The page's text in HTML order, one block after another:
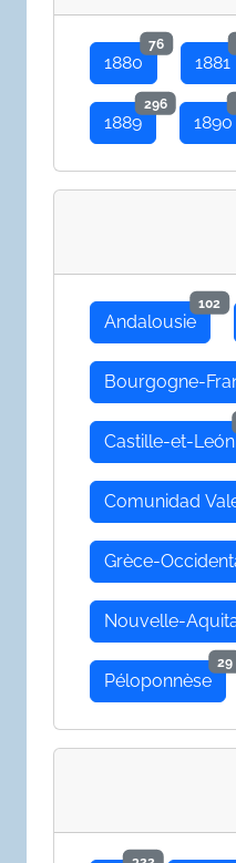
1880
76
1881
1889
296
1890
Andalousie
102
Bourgogne-
Castille-et-León
Comunidad
Grèce-
Nouvelle-
Péloponnèse
29